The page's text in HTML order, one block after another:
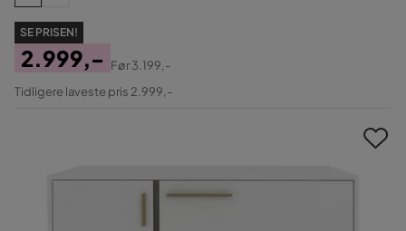
SE PRISEN!
Pris
2.999,-
Original
Før3.199,-
Tidligere laveste pris 2.999,-